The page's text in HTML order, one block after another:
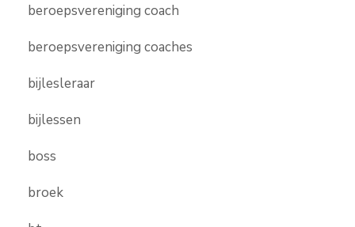
beroepsvereniging coach
beroepsvereniging coaches
bijlesleraar
bijlessen
boss
broek